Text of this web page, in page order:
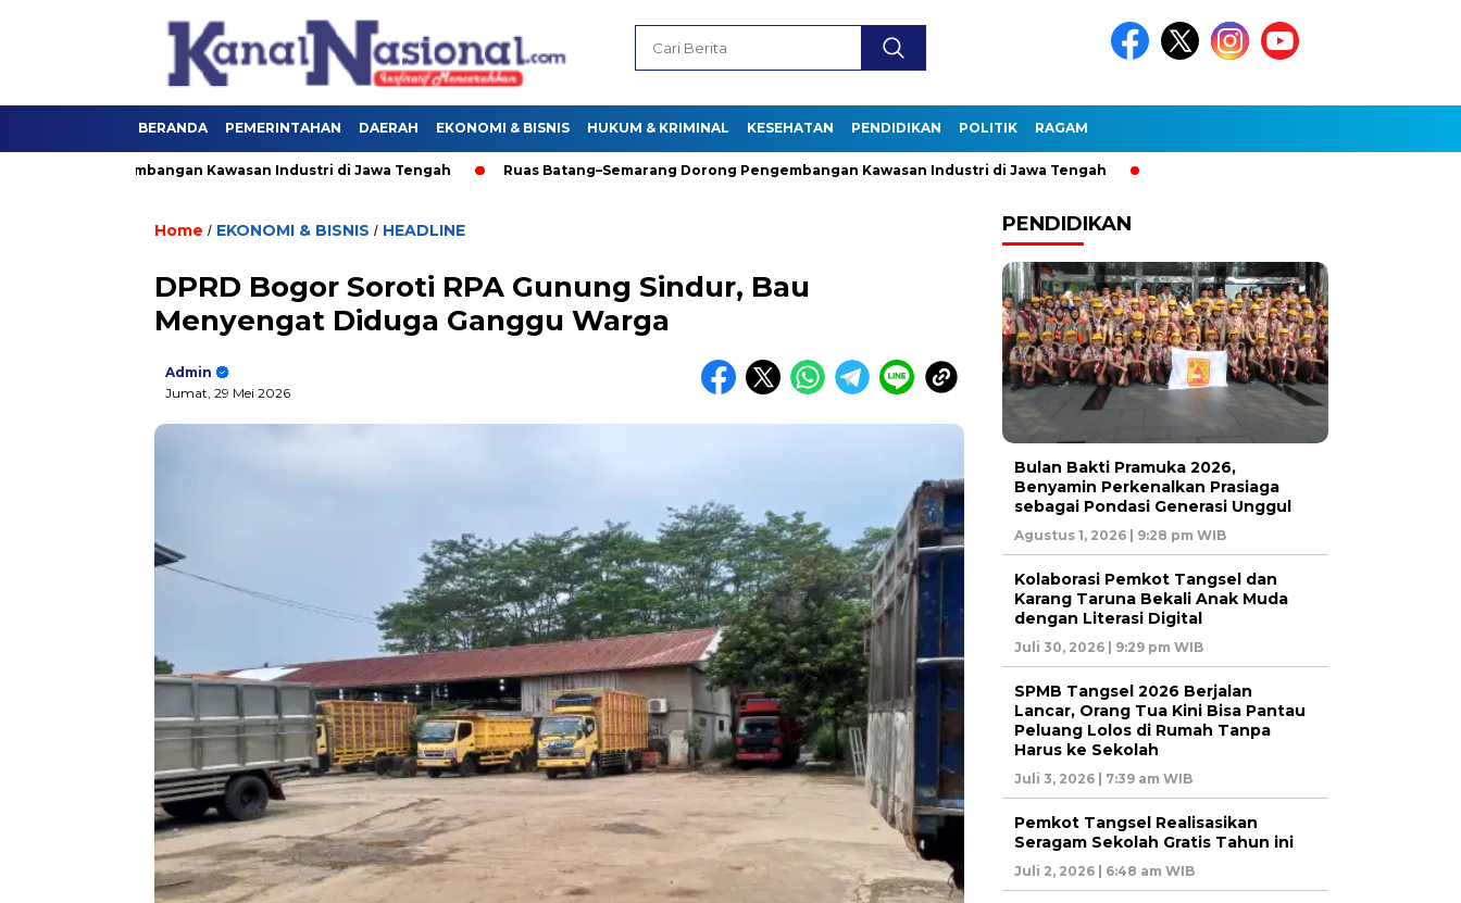
BERANDA PEMERINTAHAN DAERAH EKONOMI & BISNIS HUKUM & KRIMINAL KESEHATAN PENDIDIKAN POLITIK RAGAM
Pengembangan Kawasan Industri di Jawa Tengah Ruas Batang–Semarang Dorong Pengembangan Kawasan Industri di Jawa Tengah
Home / EKONOMI & BISNIS / HEADLINE
DPRD Bogor Soroti RPA Gunung Sindur, Bau
Menyengat Diduga Ganggu Warga
Admin
Jumat, 29 Mei 2026
PENDIDIKAN
Bulan Bakti Pramuka 2026,
Benyamin Perkenalkan Prasiaga
sebagai Pondasi Generasi Unggul
Agustus 1, 2026 | 9:28 pm WIB
Kolaborasi Pemkot Tangsel dan
Karang Taruna Bekali Anak Muda
dengan Literasi Digital
Juli 30, 2026 | 9:29 pm WIB
SPMB Tangsel 2026 Berjalan
Lancar, Orang Tua Kini Bisa Pantau
Peluang Lolos di Rumah Tanpa
Harus ke Sekolah
Juli 3, 2026 | 7:39 am WIB
Pemkot Tangsel Realisasikan
Seragam Sekolah Gratis Tahun ini
Juli 2, 2026 | 6:48 am WIB